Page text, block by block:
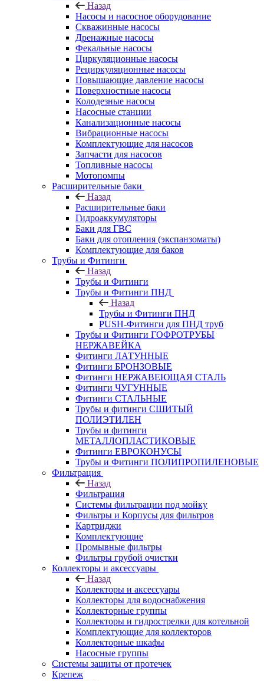
Назад
Насосы и насосное оборудование
Скважинные насосы
Дренажные насосы
Фекальные насосы
Циркуляционные насосы
Рециркуляционные насосы
Повышающие давление насосы
Поверхностные насосы
Колодезные насосы
Насосные станции
Канализационные насосы
Вибрационные насосы
Комплектующие для насосов
Запчасти для насосов
Топливные насосы
Мотопомпы
Расширительные баки
Назад
Расширительные баки
Гидроаккумуляторы
Баки для ГВС
Баки для отопления (экспанзоматы)
Комплектующие для баков
Трубы и Фитинги
Назад
Трубы и Фитинги
Трубы и Фитинги ПНД
Назад
Трубы и Фитинги ПНД
PUSH-Фитинги для ПНД труб
Трубы и Фитинги ГОФРОТРУБЫ
НЕРЖАВЕЙКА
Фитинги ЛАТУННЫЕ
Фитинги БРОНЗОВЫЕ
Фитинги НЕРЖАВЕЮЩАЯ СТАЛЬ
Фитинги ЧУГУННЫЕ
Фитинги СТАЛЬНЫЕ
Трубы и фитинги СШИТЫЙ
ПОЛИЭТИЛЕН
Трубы и фитинги
МЕТАЛЛОПЛАСТИКОВЫЕ
Фитинги ЕВРОКОНУСЫ
Трубы и Фитинги ПОЛИПРОПИЛЕНОВЫЕ
Фильтрация
Назад
Фильтрация
Системы фильтрации под мойку
Фильтры и Корпусы для фильтров
Картриджи
Комплектующие
Промывные фильтры
Фильтры грубой очистки
Коллекторы и аксессуары
Назад
Коллекторы и аксессуары
Коллекторы для водоснабжения
Коллекторные группы
Коллекторы и гидрострелки для котельной
Комплектующие для коллекторов
Коллекторные шкафы
Насосные группы
Системы защиты от протечек
Крепеж